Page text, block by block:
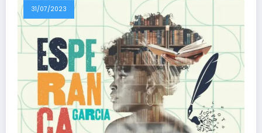
31/07/2023